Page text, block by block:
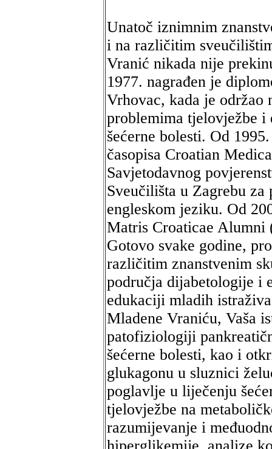
Unatoč iznimnim
i na različitim
Vranić nikada nije
1977. nagrađen je
Vrhovac, kada je održao
problemima tjelovježbe
šećerne bolesti. Od
časopisa Croatian
Savjetodavnog
Sveučilišta u Zagrebu
engleskom jeziku. Od
Matris Croaticae Alumni
Gotovo svake godine,
različitim znanstvenim
područja dijabetologije i
edukaciji mladih
Mladene Vraniću, Vaša
patofiziologiji
šećerne bolesti, kao i
glukagonu u sluznici
poglavlje u liječenju
tjelovježbe na
razumijevanje i